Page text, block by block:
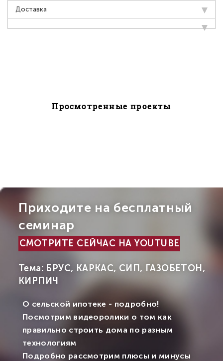
Доставка
Просмотренные проекты
Приходите на бесплатный
семинар
СМОТРИТЕ СЕЙЧАС НА YOUTUBE
Тема: БРУС, КАРКАС, СИП, ГАЗОБЕТОН,
КИРПИЧ
О сельской ипотеке - подробно!
Посмотрим видеоролики о том как
правильно строить дома по разным
технологиям
Подробно рассмотрим плюсы и минусы